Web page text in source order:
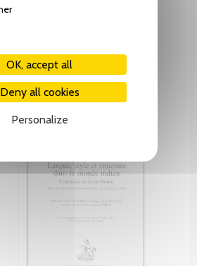
OK, accept all
Deny all cookies
Personalize